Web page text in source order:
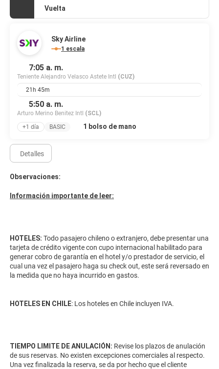
Tendrás una sala de ordenadores, periódicos gratuitos en el
vestíbulo y tintorería a tu disposición. Se ofrece servicio de
Vuelta
Sky Airline
1 escala
7:05 a. m.
Teniente Alejandro Velasco Astete Intl (CUZ)
21h 45m
5:50 a. m.
Arturo Merino Benitez Intl (SCL)
+1 día
BASIC 1 bolso de mano
Detalles
Observaciones:
Información importante de leer:
HOTELES: Todo pasajero chileno o extranjero, debe presentar una
tarjeta de crédito vigente con cupo internacional habilitado para
generar cobro de garantía en el hotel y/o prestador de servicio, el
cual una vez el pasajero haga su check out, este será reversado en
la medida que no haya incurrido en gastos.
HOTELES EN CHILE: Los hoteles en Chile incluyen IVA.
TIEMPO LIMITE DE ANULACIÓN: Revise los plazos de anulación
de sus reservas. No existen excepciones comerciales al respecto.
Una vez finalizada la reserva, se da por hecho que el cliente